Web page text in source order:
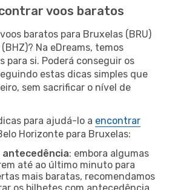
voos baratos
baratos para Bruxelas (BRU)
Na eDreams, temos
para si. Poderá conseguir os
estas dicas simples que
sem sacrificar o nível de
para ajudá-lo a encontrar
Horizonte para Bruxelas:
antecedência: embora algumas
até ao último minuto para
mais baratas, recomendamos